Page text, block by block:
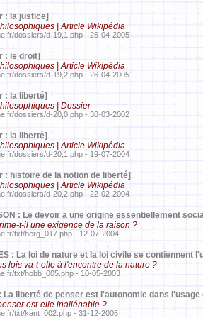
: la justice]
| Article Wikipédia
dossiers/d-19,1.php - 26-04-2005
: le droit]
| Article Wikipédia
dossiers/d-19,2.php - 26-04-2005
: la liberté]
| Dossier
dossiers/d-20,0.php - 30-03-2002
: la liberté]
| Article Wikipédia
dossiers/d-20,1.php - 19-07-2004
: histoire de la notion de liberté]
| Article Wikipédia
dossiers/d-20,2.php - 22-02-2004
: Le devoir a une origine essentiellement
t-il une exigence de la raison ?
txt/berg_017.php - 12-07-2004
: La loi de nature et la loi civile se contiennent
lois va-t-elle à l'encontre de la nature ?
txt/hobb_005.php - 10-05-2003
La liberté de penser est l'autonomie dans
est-elle inaliénable ?
txt/kant_002.php - 31-12-2005